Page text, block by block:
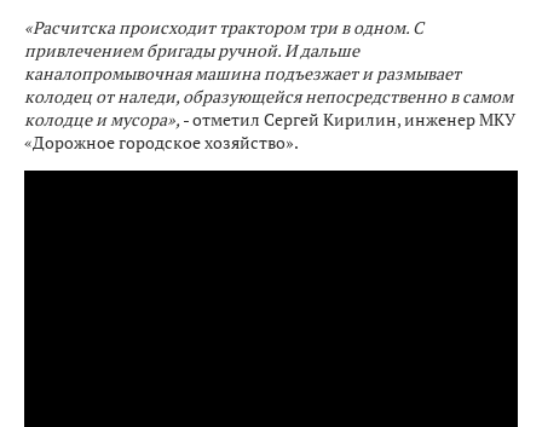
«Расчитска происходит трактором три в одном. С
привлечением бригады ручной. И дальше
каналопромывочная машина подъезжает и размывает
колодец от наледи, образующейся непосредственно в самом
колодце и мусора», - отметил Сергей Кирилин, инженер МКУ
«Дорожное городское хозяйство».